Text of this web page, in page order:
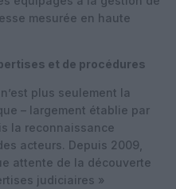
mesurée en haute
et de procédures
plus seulement la
– largement établie par
la reconnaissance
acteurs. Depuis 2009,
attente de la découverte
judiciaires »